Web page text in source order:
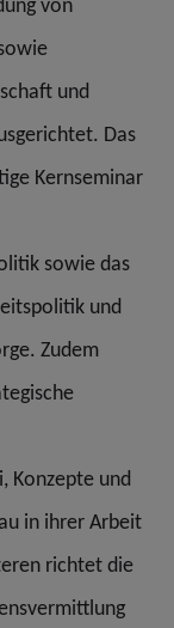
und
Das
Kernseminar
sowie das
und
Zudem
Konzepte und
in ihrer Arbeit
richtet die